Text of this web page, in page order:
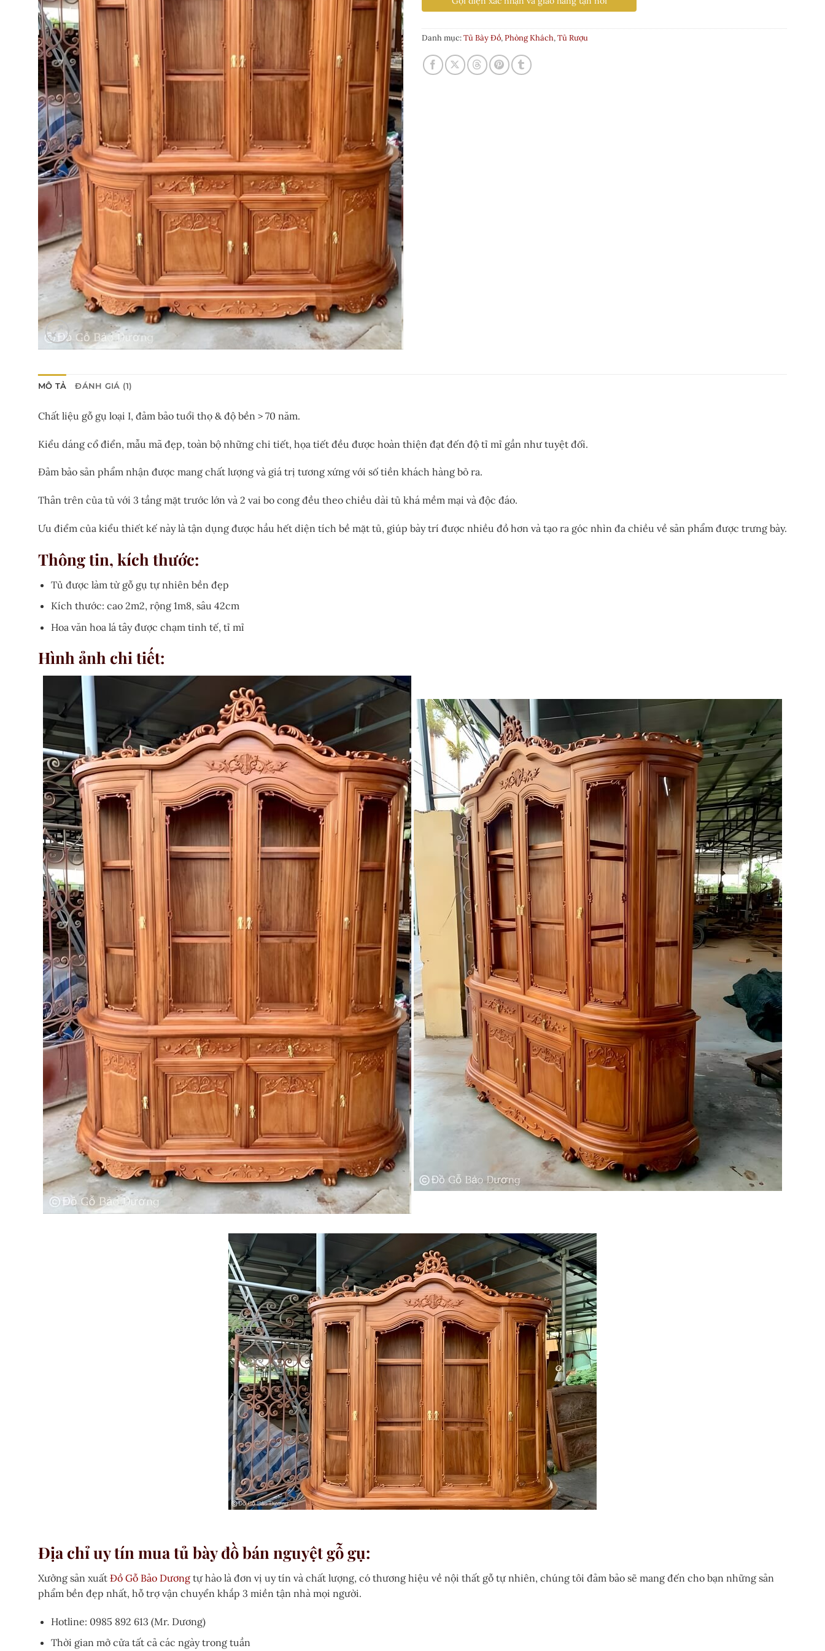
Danh mục:Tủ Bày Đồ,Phòng Khách,Tủ Rượu
MÔ TẢ ĐÁNH GIÁ (1)
Chất liệu gỗ gụ loại I, đảm bảo tuổi thọ & độ bền > 70 năm.
Kiểu dáng cổ điển, mẫu mã đẹp, toàn bộ những chi tiết, họa tiết đều được hoàn thiện đạt đến độ tỉ mỉ gần như tuyệt đối.
Đảm bảo sản phẩm nhận được mang chất lượng và giá trị tương xứng với số tiền khách hàng bỏ ra.
Thân trên của tủ với 3 tầng mặt trước lớn và 2 vai bo cong đều theo chiều dài tủ khá mềm mại và độc đáo.
Ưu điểm của kiểu thiết kế này là tận dụng được hầu hết diện tích bề mặt tủ, giúp bày trí được nhiều đồ hơn và tạo ra góc nhìn đa chiều về sản phẩm được trưng bày.
Thông tin, kích thước:
Tủ được làm từ gỗ gụ tự nhiên bền đẹp
Kích thước: cao 2m2, rộng 1m8, sâu 42cm
Hoa văn hoa lá tây được chạm tinh tế, tỉ mỉ
Hình ảnh chi tiết:
Địa chỉ uy tín mua tủ bày đồ bán nguyệt gỗ gụ:
Xưởng sản xuất Đồ Gỗ Bảo Dương tự hào là đơn vị uy tín và chất lượng, có thương hiệu về nội thất gỗ tự nhiên, chúng tôi đảm bảo sẽ mang đến cho bạn những sản
phẩm bền đẹp nhất, hỗ trợ vận chuyển khắp 3 miền tận nhà mọi người.
Hotline: 0985 892 613 (Mr. Dương)
Thời gian mở cửa tất cả các ngày trong tuần